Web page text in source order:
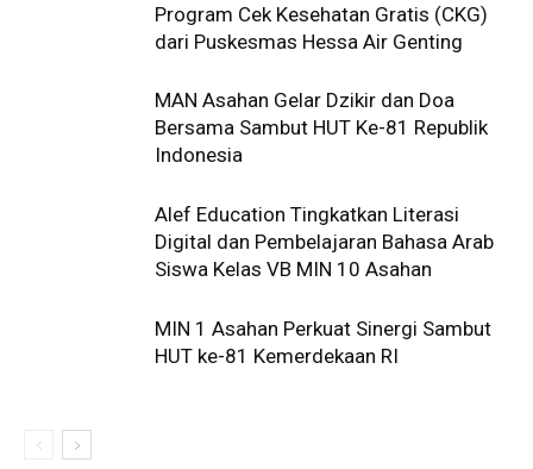
Program Cek Kesehatan Gratis (CKG)
dari Puskesmas Hessa Air Genting
MAN Asahan Gelar Dzikir dan Doa
Bersama Sambut HUT Ke-81 Republik
Indonesia
Alef Education Tingkatkan Literasi
Digital dan Pembelajaran Bahasa Arab
Siswa Kelas VB MIN 10 Asahan
MIN 1 Asahan Perkuat Sinergi Sambut
HUT ke-81 Kemerdekaan RI